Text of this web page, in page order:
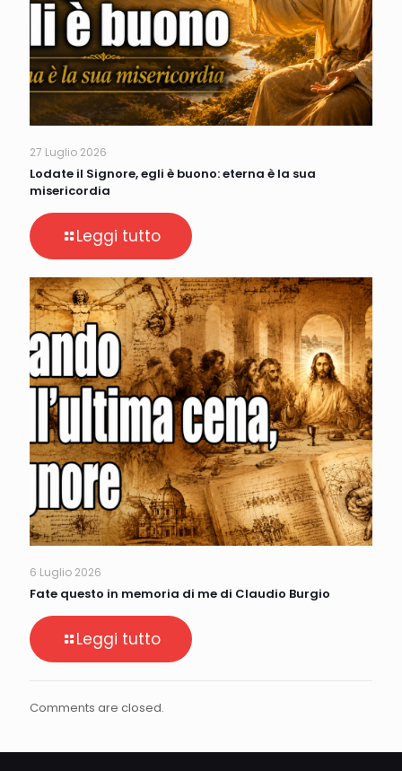
27 Luglio 2026
Lodate il Signore, egli è buono: eterna è la sua
misericordia
Leggi tutto
6 Luglio 2026
Fate questo in memoria di me di Claudio Burgio
Leggi tutto
Comments are closed.